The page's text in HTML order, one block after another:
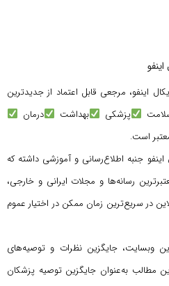
اینفو، مرجعی قابل اعتماد از جدیدترین
پزشکی بهداشت
درمان
است.
جنبه اطلاع‌رسانی و آموزشی داشته که
رسانه‌ها و مجلات ایرانی و خارجی،
در سریع‌ترین زمان ممکن در اختیار عموم
وبسایت، جایگزین نظرات و توصیه‌های
به‌عنوان جایگزین توصیه پزشکان